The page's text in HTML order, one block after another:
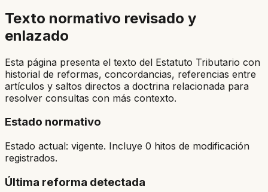
Texto normativo revisado y
enlazado
Esta página presenta el texto del Estatuto Tributario con
historial de reformas, concordancias, referencias entre
artículos y saltos directos a doctrina relacionada para
resolver consultas con más contexto.
Estado normativo
Estado actual: vigente. Incluye 0 hitos de modificación
registrados.
Última reforma detectada